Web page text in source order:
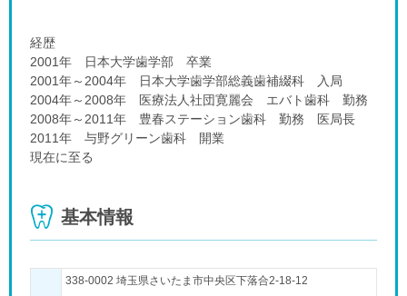
経歴
2001年 日本大学歯学部 卒業
2001年～2004年 日本大学歯学部総義歯補綴科 入局
2004年～2008年 医療法人社団寛麗会 エバト歯科 勤務
2008年～2011年 豊春ステーション歯科 勤務 医局長
2011年 与野グリーン歯科 開業
現在に至る
基本情報
338-0002 埼玉県さいたま市中央区下落合2-18-12